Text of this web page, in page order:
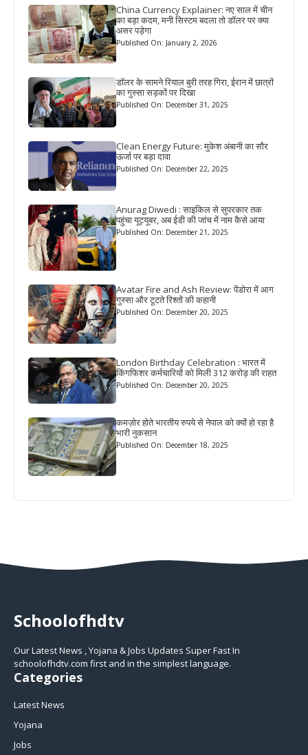
China Currency Explainer: नए साल में चीन
का बड़ा कदम, मनी सिस्टम बदला तो डॉलर पर क्या
असर पड़ेगा
Published On: January 2, 2026
डॉलर के सामने रियाल बुरी तरह गिरा, ईरान में छात्रों
का गुस्सा सड़कों पर दिखा
Published On: December 31, 2025
Clean Energy Future: मुकेश अंबानी का सौर
ऊर्जा पर बड़ा दावा
Published On: December 22, 2025
Anurag Diwedi : साइकिल से सुपरकार तक
पहुंचा यूट्यूबर, अब ईडी की जांच में नाम कैसे आया
Published On: December 21, 2025
Avatar Fire and Ash Review: पेंडोरा में आग
गुस्सा और टूटते रिश्तों की कहानी
Published On: December 20, 2025
London Birthday Celebration : भारत में
किंगफिशर कर्मचारियों को मिली 312 करोड़ की राहत
Published On: December 20, 2025
कमज़ोर होते भारतीय रुपये से नेपाल को क्यों हो रहा है
भारी नुकसान
Published On: December 18, 2025
Schoolofhdtv
Our Latest News , Yojana & Jobs Updates Super Fast In
schoolofhdtv.com first and in the simplest language.
Categories
Latest News
Yojana
Jobs